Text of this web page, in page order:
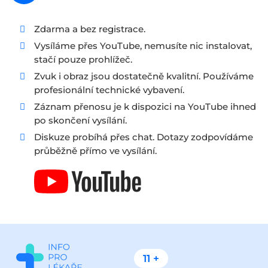
Zdarma a bez registrace.
Vysíláme přes YouTube, nemusíte nic instalovat,
stačí pouze prohlížeč.
Zvuk i obraz jsou dostatečně kvalitní. Používáme
profesionální technické vybavení.
Záznam přenosu je k dispozici na YouTube ihned
po skončení vysílání.
Diskuze probíhá přes chat. Dotazy zodpovídáme
průběžně přímo ve vysílání.
11 +